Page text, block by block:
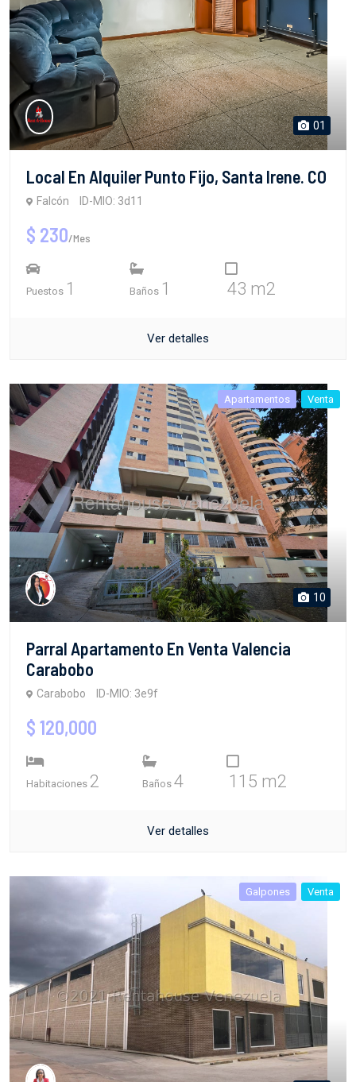
01
Local En Alquiler Punto Fijo, Santa Irene. CO
Falcón ID-MIO: 3d11
$ 230/Mes
Puestos 1 Baños 1 43 m2
Ver detalles
Apartamentos Venta
10
Parral Apartamento En Venta Valencia
Carabobo
Carabobo ID-MIO: 3e9f
$ 120,000
Habitaciones 2 Baños 4 115 m2
Ver detalles
Galpones Venta